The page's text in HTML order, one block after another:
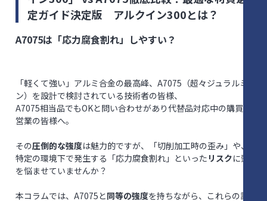
定ガイド決定版 アルクイン300とは？
A7075は「応力腐食割れ」しやすい？
「軽くて強い」アルミ合金の最高峰、A7075（超々ジュラルミ
ン）を設計で検討されている技術者の皆様、
A7075相当品でもOKと問い合わせがあり代替品対応中の購買・
営業の皆様へ。
その圧倒的な強度は魅力的ですが、「切削加工時の歪み」や、
特定の環境下で発生する「応力腐食割れ」といった リスクに頭
を悩ませていませんか？
本コラムでは、A7075と同等の強度を持ちながら、これらの課